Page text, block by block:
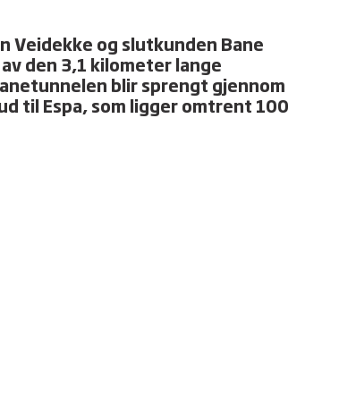
Veidekke og slutkunden Bane
av den 3,1 kilometer lange
blir sprengt gjennom
til Espa, som ligger omtrent 100